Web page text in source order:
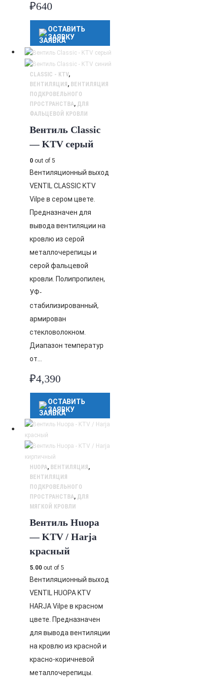
₽640
ОСТАВИТЬ
ЗАЯВКУ
CLASSIC - KTV,
ВЕНТИЛЯЦИЯ, ВЕНТИЛЯЦИЯ
ПОДКРОВЕЛЬНОГО
ПРОСТРАНСТВА, ДЛЯ
ФАЛЬЦЕВОЙ КРОВЛИ
Вентиль Classic
— KTV серый
0 out of 5
Вентиляционный выход
VENTIL CLASSIC KTV
Vilpe в сером цвете.
Предназначен для
вывода вентиляции на
кровлю из серой
металлочерепицы и
серой фальцевой
кровли. Полипропилен,
УФ-
стабилизированный,
армирован
стекловолокном.
Диапазон температур
от…
₽4,390
ОСТАВИТЬ
ЗАЯВКУ
HUOPA, ВЕНТИЛЯЦИЯ,
ВЕНТИЛЯЦИЯ
ПОДКРОВЕЛЬНОГО
ПРОСТРАНСТВА, ДЛЯ
МЯГКОЙ КРОВЛИ
Вентиль Huopa
— KTV / Harja
красный
5.00 out of 5
Вентиляционный выход
VENTIL HUOPA KTV
HARJA Vilpe в красном
цвете. Предназначен
для вывода вентиляции
на кровлю из красной и
красно-коричневой
металлочерепицы.